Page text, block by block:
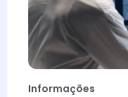
Informações